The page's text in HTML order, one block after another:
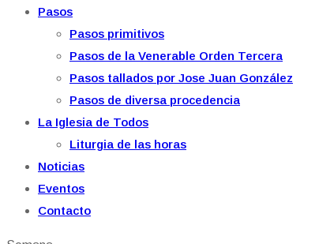
Pasos
Pasos primitivos
Pasos de la Venerable Orden Tercera
Pasos tallados por Jose Juan González
Pasos de diversa procedencia
La Iglesia de Todos
Liturgia de las horas
Noticias
Eventos
Contacto